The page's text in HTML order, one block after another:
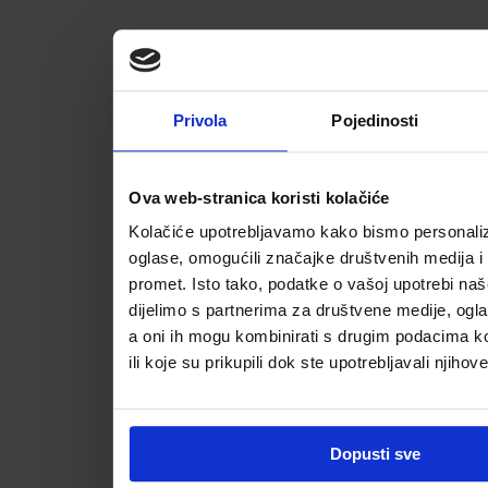
Privola Pojedinosti
Ova web-stranica koristi kolačiće
Kolačiće upotrebljavamo kako bismo
oglase, omogućili značajke društvenih medija i
promet. Isto tako, podatke o vašoj upotrebi
dijelimo s partnerima za društvene medije,
a oni ih mogu kombinirati s drugim podacima
ili koje su prikupili dok ste upotrebljavali
Dopusti sve